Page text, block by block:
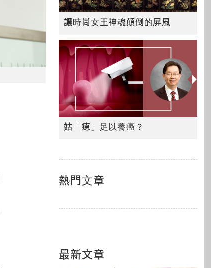
讓時尚女王神魂顛倒的屏風
姑「瘜」足以養癌？
熱門文章
最新文章